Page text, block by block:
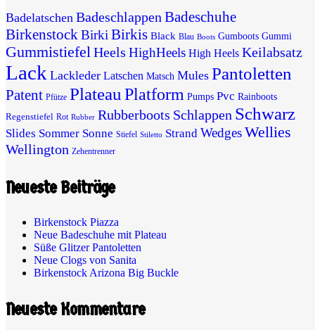
Badelatschen BadeschlappenBadeschuhe
BirkenstockBirkiBirkis Black Blau Boots Gumboots Gummi
GummistiefelHeels HighHeels High Heels Keilabsatz
Lack Lackleder Latschen Matsch Mules Pantoletten
Patent Pfütze PlateauPlatform Pumps Pvc Rainboots
Regenstiefel Rot Rubber Rubberboots Schlappen Schwarz
Slides Sommer Sonne Stiefel Stiletto Strand WedgesWellies
Wellington Zehentrenner
Neueste Beiträge
Birkenstock Piazza
Neue Badeschuhe mit Plateau
Süße Glitzer Pantoletten
Neue Clogs von Sanita
Birkenstock Arizona Big Buckle
Neueste Kommentare